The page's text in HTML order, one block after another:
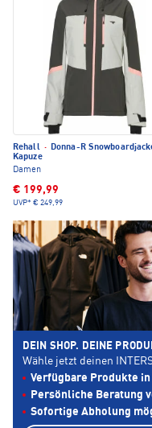
Rehall ·
Donna-R
Kapuze
Damen
€ 199,99
UVP* € 249,99
DEIN SHOP. DEINE
Wähle jetzt deinen
Verfügbare Produkte in
Persönliche Beratung
Sofortige Abholung